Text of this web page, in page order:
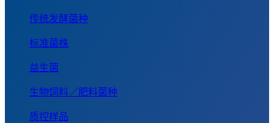
传统发酵菌种
标准菌株
益生菌
生物饲料／肥料菌种
质控样品